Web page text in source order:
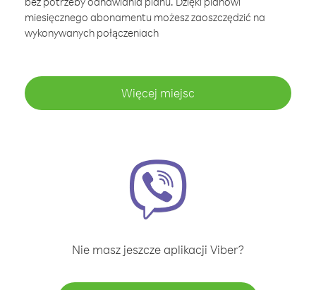
miesięcznego abonamentu możesz zaoszczędzić na
wykonywanych połączeniach
Więcej miejsc
Nie masz jeszcze aplikacji Viber?